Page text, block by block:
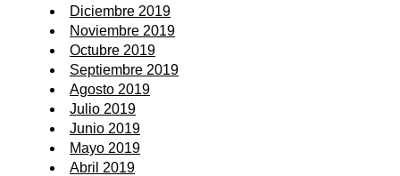
Diciembre 2019
Noviembre 2019
Octubre 2019
Septiembre 2019
Agosto 2019
Julio 2019
Junio 2019
Mayo 2019
Abril 2019